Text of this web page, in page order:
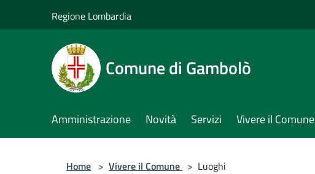
Regione Lombardia
Comune di Gambolò
Amministrazione Novità Servizi Vivere il Comune
Home > Vivere il Comune > Luoghi